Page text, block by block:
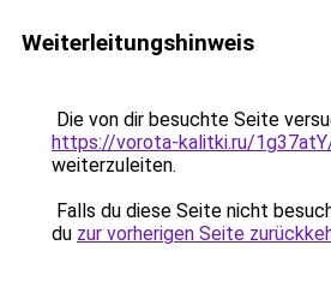
Weiterleitungshinweis
Die von dir besuchte Seite
https://vorota-kalitki.ru/
weiterzuleiten.
Falls du diese Seite nicht
du zur vorherigen Seite